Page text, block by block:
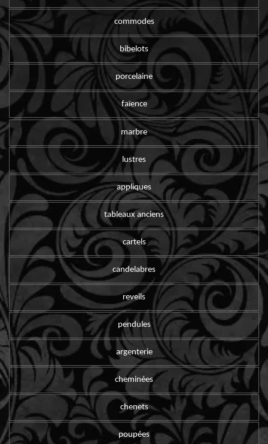
commodes
bibelots
porcelaine
faïence
marbre
lustres
appliques
tableaux anciens
cartels
candelabres
reveils
pendules
argenterie
cheminées
chenets
poupées